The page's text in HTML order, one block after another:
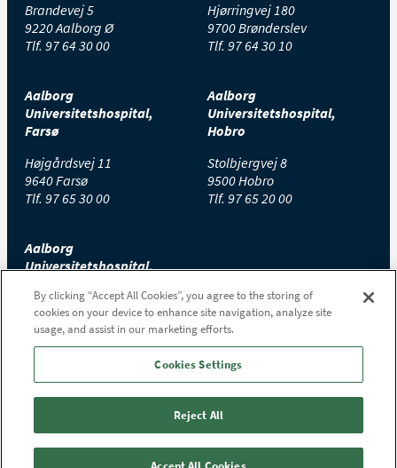
Brandevej 5
9220 Aalborg Ø
Tlf. 97 64 30 00
Hjørringvej 180
9700 Brønderslev
Tlf. 97 64 30 10
Aalborg
Universitetshospital,
Farsø
Højgårdsvej 11
9640 Farsø
Tlf. 97 65 30 00
Aalborg
Universitetshospital,
Hobro
Stolbjergvej 8
9500 Hobro
Tlf. 97 65 20 00
Aalborg
Universitetshospital,
Højtoftevej 2
7700 Thisted
Tlf.97 65 00 00
By clicking “Accept All Cookies”, you agree to the storing of
cookies on your device to enhance site navigation, analyze site
usage, and assist in our marketing efforts.
Cookies Settings
Reject All